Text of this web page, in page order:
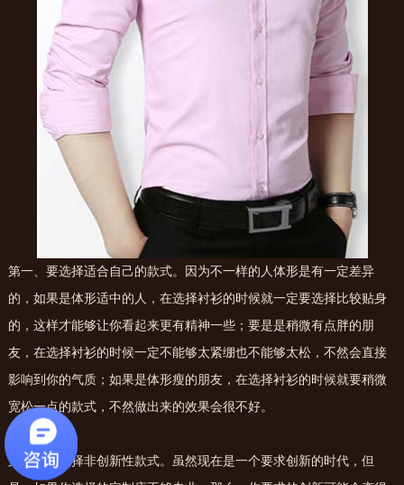
第一、要选择适合自己的款式。因为不一样的人体形是有一定差异
的，如果是体形适中的人，在选择衬衫的时候就一定要选择比较贴身
的，这样才能够让你看起来更有精神一些；要是是稍微有点胖的朋
友，在选择衬衫的时候一定不能够太紧绷也不能够太松，不然会直接
影响到你的气质；如果是体形瘦的朋友，在选择衬衫的时候就要稍微
宽松一点的款式，不然做出来的效果会很不好。
第二、要选择非创新性款式。虽然现在是一个要求创新的时代，但